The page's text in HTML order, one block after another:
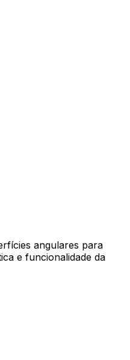
angulares para
e funcionalidade da